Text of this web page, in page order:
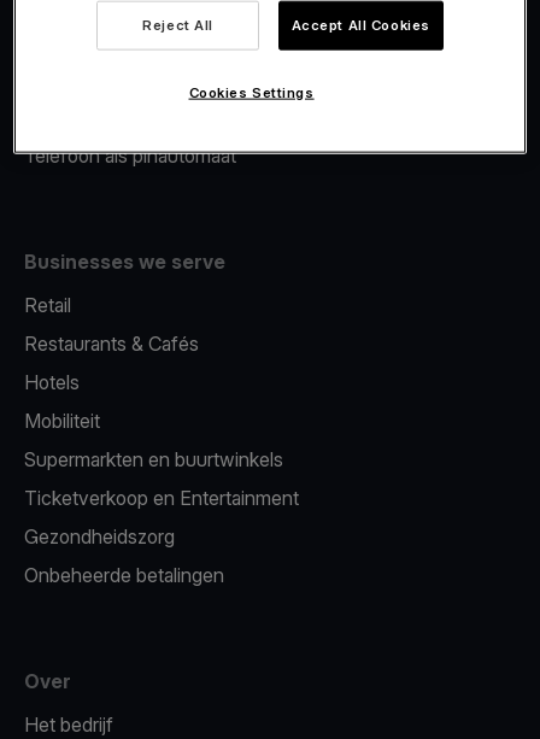
Merchant Advance
Telefoon als pinautomaat
Businesses we serve
Retail
Restaurants & Cafés
Hotels
Mobiliteit
Supermarkten en buurtwinkels
Ticketverkoop en Entertainment
Gezondheidszorg
Onbeheerde betalingen
Over
Het bedrijf
Reject All Accept All Cookies
Cookies Settings